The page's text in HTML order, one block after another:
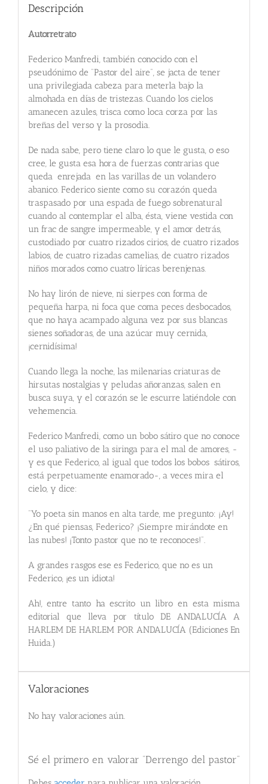
Descripción
Autorretrato
Federico Manfredi, también conocido con el
pseudónimo de “Pastor del aire”, se jacta de tener
una privilegiada cabeza para meterla bajo la
almohada en días de tristezas. Cuando los cielos
amanecen azules, trisca como loca corza por las
breñas del verso y la prosodia.
De nada sabe, pero tiene claro lo que le gusta, o eso
cree, le gusta esa hora de fuerzas contrarias que
queda enrejada en las varillas de un volandero
abanico. Federico siente como su corazón queda
traspasado por una espada de fuego sobrenatural
cuando al contemplar el alba, ésta, viene vestida con
un frac de sangre impermeable, y el amor detrás,
custodiado por cuatro rizados cirios, de cuatro rizados
labios, de cuatro rizadas camelias, de cuatro rizados
niños morados como cuatro líricas berenjenas.
No hay lirón de nieve, ni sierpes con forma de
pequeña harpa, ni foca que coma peces desbocados,
que no haya acampado alguna vez por sus blancas
sienes soñadoras, de una azúcar muy cernida,
¡cernidísima!
Cuando llega la noche, las milenarias criaturas de
hirsutas nostalgias y peludas añoranzas, salen en
busca suya, y el corazón se le escurre latiéndole con
vehemencia.
Federico Manfredi, como un bobo sátiro que no conoce
el uso paliativo de la siringa para el mal de amores, -
y es que Federico, al igual que todos los bobos sátiros,
está perpetuamente enamorado-, a veces mira el
cielo, y dice:
“Yo poeta sin manos en alta tarde, me pregunto: ¡Ay!
¿En qué piensas, Federico? ¡Siempre mirándote en
las nubes! ¡Tonto pastor que no te reconoces!”.
A grandes rasgos ese es Federico, que no es un
Federico, ¡es un idiota!
Ah!, entre tanto ha escrito un libro en esta misma
editorial que lleva por título DE ANDALUCÍA A
HARLEM DE HARLEM POR ANDALUCÍA (Ediciones En
Huida.)
Valoraciones
No hay valoraciones aún.
Sé el primero en valorar “Derrengo del pastor”